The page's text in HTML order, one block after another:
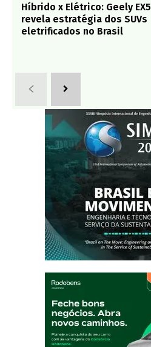
Híbrido x Elétrico: Geely EX5
revela estratégia dos SUVs
eletrificados no Brasil